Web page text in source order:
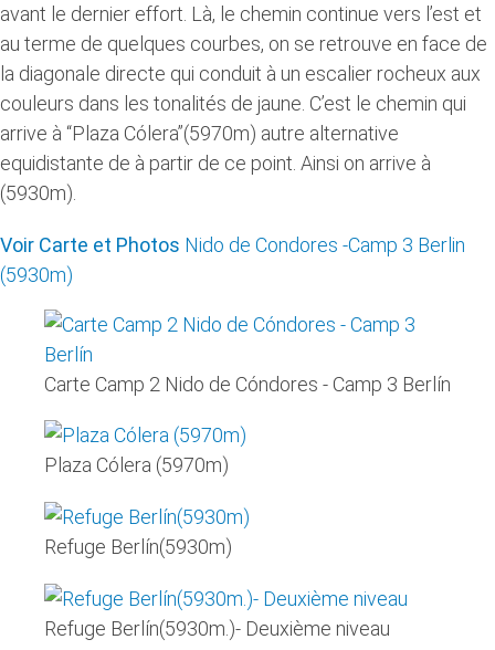
avant le dernier effort. Là, le chemin continue vers l’est et
au terme de quelques courbes, on se retrouve en face de
la diagonale directe qui conduit à un escalier rocheux aux
couleurs dans les tonalités de jaune. C’est le chemin qui
arrive à “Plaza Cólera”(5970m) autre alternative
equidistante de à partir de ce point. Ainsi on arrive à
(5930m).
Voir Carte et Photos Nido de Condores -Camp 3 Berlin
(5930m)
Carte Camp 2 Nido de Cóndores - Camp 3 Berlín
Plaza Cólera (5970m)
Refuge Berlín(5930m)
Refuge Berlín(5930m.)- Deuxième niveau